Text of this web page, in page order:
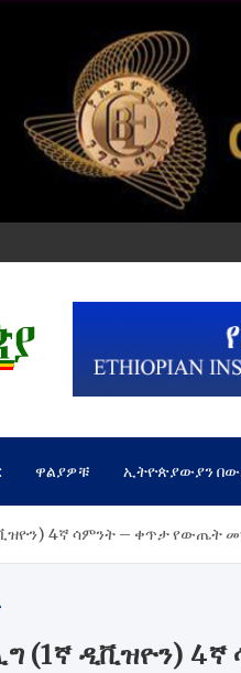
ዋልያዎቹ ኢትዮጵያውያን
4ኛ ሳምንት – ቀጥታ የውጤት
(1ኛ ዲቪዝዮን)